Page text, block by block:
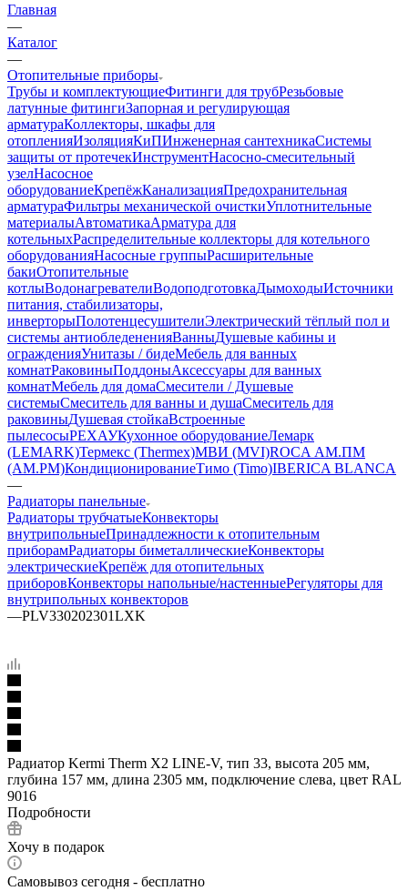
Главная
—
Каталог
—
Отопительные приборы
Трубы и комплектующиеФитинги для трубРезьбовые
латунные фитингиЗапорная и регулирующая
арматураКоллекторы, шкафы для
отопленияИзоляцияКиПИнженерная сантехникаСистемы
защиты от протечекИнструментНасосно-смесительный
узелНасосное
оборудованиеКрепёжКанализацияПредохранительная
арматураФильтры механической очисткиУплотнительные
материалыАвтоматикаАрматура для
котельныхРаспределительные коллекторы для котельного
оборудованияНасосные группыРасширительные
бакиОтопительные
котлыВодонагревателиВодоподготовкаДымоходыИсточники
питания, стабилизаторы,
инверторыПолотенцесушителиЭлектрический тёплый пол и
системы антиобледененияВанныДушевые кабины и
огражденияУнитазы / бидеМебель для ванных
комнатРаковиныПоддоныАксессуары для ванных
комнатМебель для домаСмесители / Душевые
системыСмеситель для ванны и душаСмеситель для
раковиныДушевая стойкаВстроенные
пылесосыРЕХАУКухонное оборудованиеЛемарк
(LEMARK)Термекс (Thermex)МВИ (MVI)ROCA АМ.ПМ
(AM.PM)КондиционированиеТимо (Timo)IBERICA BLANCA
—
Радиаторы панельные
Радиаторы трубчатыеКонвекторы
внутрипольныеПринадлежности к отопительным
приборамРадиаторы биметаллическиеКонвекторы
электрическиеКрепёж для отопительных
приборовКонвекторы напольные/настенныеРегуляторы для
внутрипольных конвекторов
—PLV330202301LXK
Радиатор Kermi Therm X2 LINE-V, тип 33, высота 205 мм,
глубина 157 мм, длина 2305 мм, подключение слева, цвет RAL
9016
Подробности
Хочу в подарок
Самовывоз сегодня - бесплатно